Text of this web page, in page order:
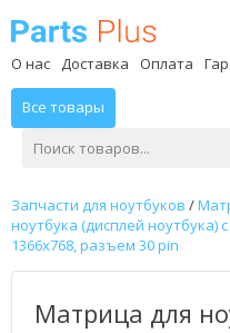
О нас Доставка Оплата
Все товары
Запчасти для ноутбуков /
ноутбука (дисплей ноутбука)
1366x768, разъем 30 pin
Матрица для